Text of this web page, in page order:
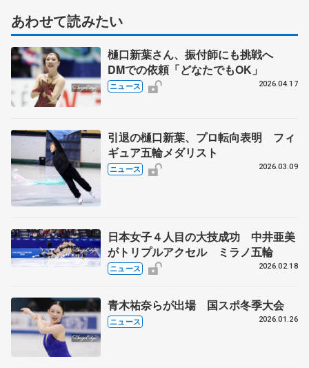
あわせて読みたい
樋口新葉さん、振付師にも挑戦へ
DMでの依頼「どなたでもOK」
ニュース 2026.04.17
引退の樋口新葉、プロ転向表明 フィ
ギュア五輪メダリスト
ニュース 2026.03.09
日本女子４人目の大技成功 中井亜美
がトリプルアクセル ミラノ五輪
ニュース 2026.02.18
青木祐奈らが出場 国スポ冬季大会
ニュース 2026.01.26